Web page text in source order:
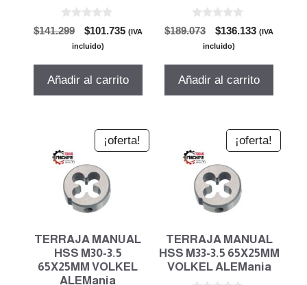
0
d
$141.299
El
precio
era:
$141.299.
$101.735El
$101.735.
(IVA
incluido)
Añadir al carrito
0
d
$189.073
El
precio
era:
$189.073.
$136.133El
$136.133.
(IVA
incluido)
Añadir al carrito
¡oferta!
TERRAJA MANUAL
HSS M30-3.5
65X25MM VOLKEL
ALEMania
¡oferta!
TERRAJA MANUAL
HSS M33-3.5 65X25MM
VOLKEL ALEMania